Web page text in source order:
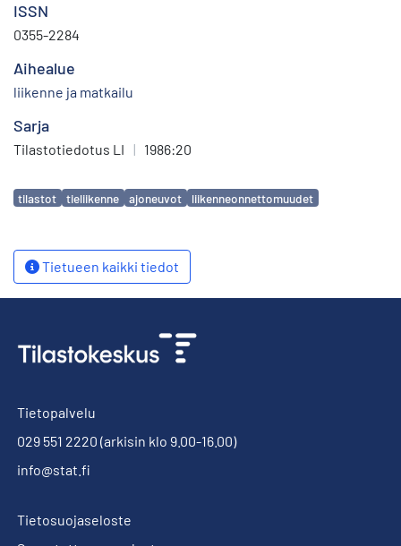
ISSN
0355-2284
Aihealue
liikenne ja matkailu
Sarja
Tilastotiedotus LI | 1986:20
Avainsanat
tilastot tieliikenne ajoneuvot liikenneonnettomuudet
Tietueen kaikki tiedot
Tietopalvelu
029 551 2220 (arkisin klo 9.00-16.00)
info@stat.fi
Tietosuojaseloste